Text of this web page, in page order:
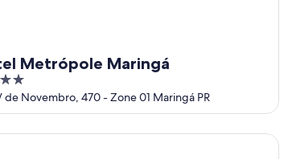
Metrópole Maringá
de Novembro, 470 - Zone 01 Maringá PR
HOTEL